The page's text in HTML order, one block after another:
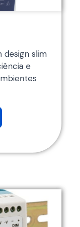
design slim
e